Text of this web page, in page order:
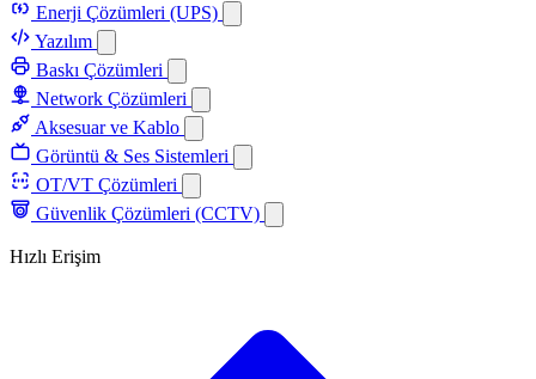
Enerji Çözümleri (UPS)
Yazılım
Baskı Çözümleri
Network Çözümleri
Aksesuar ve Kablo
Görüntü & Ses Sistemleri
OT/VT Çözümleri
Güvenlik Çözümleri (CCTV)
Hızlı Erişim